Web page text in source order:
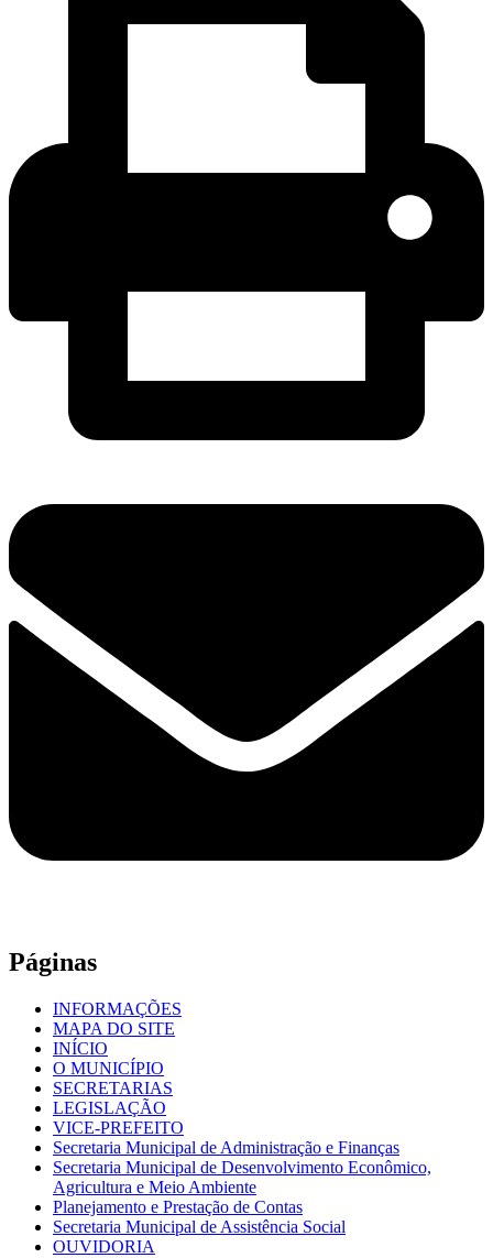
Páginas
INFORMAÇÕES
MAPA DO SITE
INÍCIO
O MUNICÍPIO
SECRETARIAS
LEGISLAÇÃO
VICE-PREFEITO
Secretaria Municipal de Administração e Finanças
Secretaria Municipal de Desenvolvimento Econômico,
Agricultura e Meio Ambiente
Planejamento e Prestação de Contas
Secretaria Municipal de Assistência Social
OUVIDORIA